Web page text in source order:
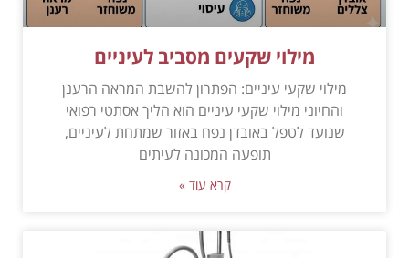
מילוי שקעים מסביב לעיניים
מילוי שקעי עיניים: הפתרון להשבת המראה הרענן
והחיוני מילוי שקעי עיניים הוא הליך אסתטי רפואי
שנועד לטפל באובדן נפח באזור שמתחת לעיניים,
תופעה המכונה לעיתים
קרא עוד »